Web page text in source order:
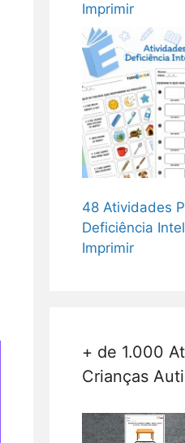
Imprimir
48 Atividades
Deficiência
Imprimir
+ de 1.000
Crianças